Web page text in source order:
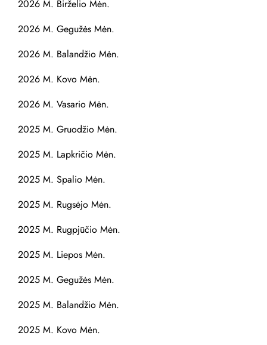
2026 M. Birželio Mėn.
2026 M. Gegužės Mėn.
2026 M. Balandžio Mėn.
2026 M. Kovo Mėn.
2026 M. Vasario Mėn.
2025 M. Gruodžio Mėn.
2025 M. Lapkričio Mėn.
2025 M. Spalio Mėn.
2025 M. Rugsėjo Mėn.
2025 M. Rugpjūčio Mėn.
2025 M. Liepos Mėn.
2025 M. Gegužės Mėn.
2025 M. Balandžio Mėn.
2025 M. Kovo Mėn.